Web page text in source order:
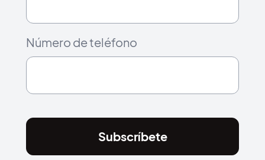
Número de teléfono
Subscríbete